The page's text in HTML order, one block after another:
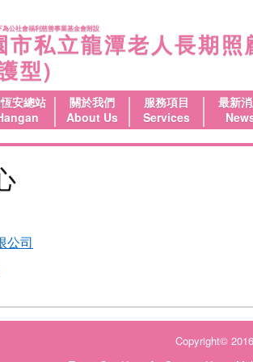
為公社會福利慈善事業基金會附設
市私立龍潭老人長期照
型)
安總站
關於我們
About Us
服務項目
Services
最新
公司
Copyright©